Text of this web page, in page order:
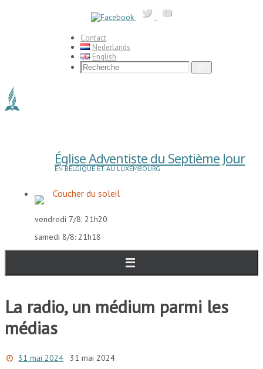
Contact
Nederlands
English
Search
for:
Église Adventiste du Septième Jour
EN BELGIQUE ET AU LUXEMBOURG
Coucher du soleil
vendredi 7/8: 21h20
samedi 8/8: 21h18
La radio, un médium parmi les
médias
31 mai 2024
31 mai 2024